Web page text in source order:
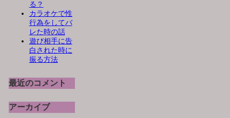
る？
カラオケで性
行為をしてバ
レた時の話
遊び相手に告
白された時に
振る方法
最近のコメント
アーカイブ